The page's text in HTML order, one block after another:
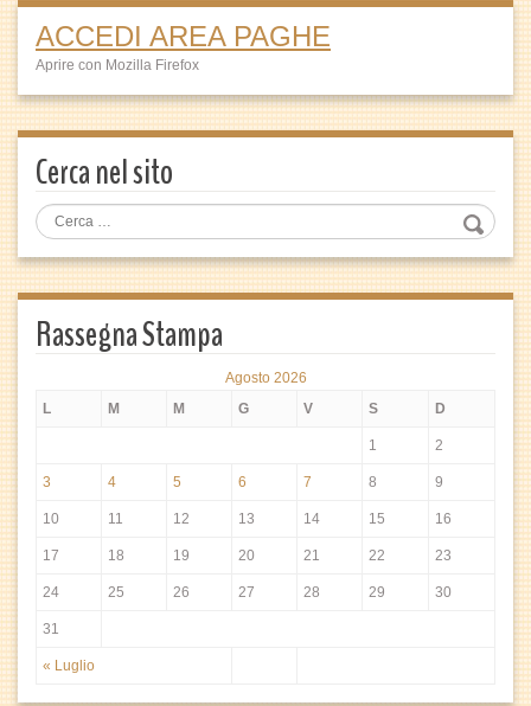
ACCEDI AREA PAGHE
Aprire con Mozilla Firefox
Cerca nel sito
Rassegna Stampa
Agosto 2026
L
M M G V S D
« Luglio
1 2
3 4 5 6 7 8 9
10 11 12 13 14 15 16
17 18 19 20 21 22 23
24 25 26 27 28 29 30
31